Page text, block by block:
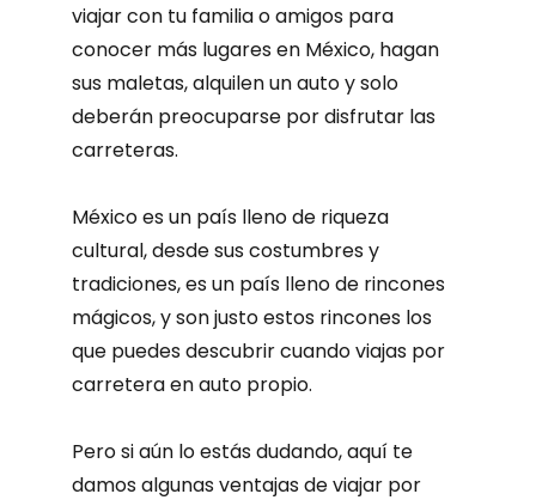
viajar con tu familia o amigos para
conocer más lugares en México, hagan
sus maletas, alquilen un auto y solo
deberán preocuparse por disfrutar las
carreteras.
México es un país lleno de riqueza
cultural, desde sus costumbres y
tradiciones, es un país lleno de rincones
mágicos, y son justo estos rincones los
que puedes descubrir cuando viajas por
carretera en auto propio.
Pero si aún lo estás dudando, aquí te
damos algunas ventajas de viajar por